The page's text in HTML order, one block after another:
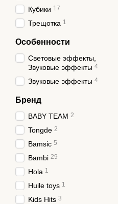
Кубики 17
Трещотка 1
Особенности
Световые эффекты,
Звуковые эффекты 4
Звуковые эффекты 4
Бренд
BABY TEAM 2
Tongde 2
Bamsic 5
Bambi 29
Hola 1
Huile toys 1
Kids Hits 3